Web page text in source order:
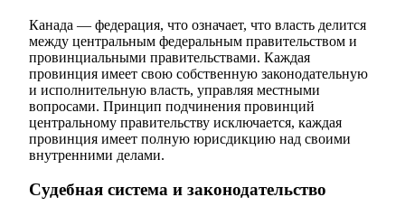
Канада — федерация, что означает, что власть делится
между центральным федеральным правительством и
провинциальными правительствами. Каждая
провинция имеет свою собственную законодательную
и исполнительную власть, управляя местными
вопросами. Принцип подчинения провинций
центральному правительству исключается, каждая
провинция имеет полную юрисдикцию над своими
внутренними делами.
Судебная система и законодательство